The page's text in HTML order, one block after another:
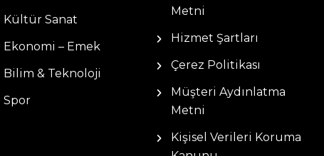
Kültür Sanat
Ekonomi – Emek
Bilim & Teknoloji
Spor
Metni
Hizmet Şartları
Çerez Politikası
Müşteri Aydınlatma
Metni
Kişisel Verileri Koruma